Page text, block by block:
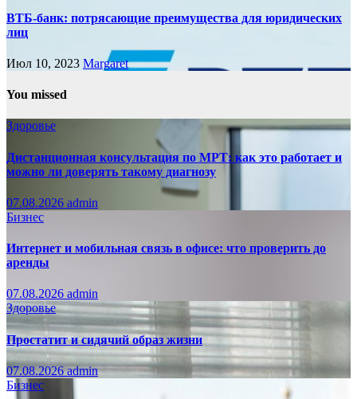
ВТБ-банк: потрясающие преимущества для юридических
лиц
Июл 10, 2023 Margaret
You missed
Здоровье
Дистанционная консультация по МРТ: как это работает и
можно ли доверять такому диагнозу
07.08.2026 admin
Бизнес
Интернет и мобильная связь в офисе: что проверить до
аренды
07.08.2026 admin
Здоровье
Простатит и сидячий образ жизни
07.08.2026admin
Бизнес